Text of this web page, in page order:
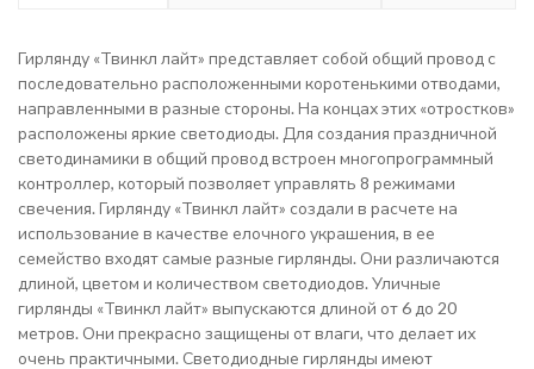
Гирлянду «Твинкл лайт» представляет собой общий провод с
последовательно расположенными коротенькими отводами,
направленными в разные стороны. На концах этих «отростков»
расположены яркие светодиоды. Для создания праздничной
светодинамики в общий провод встроен многопрограммный
контроллер, который позволяет управлять 8 режимами
свечения. Гирлянду «Твинкл лайт» создали в расчете на
использование в качестве елочного украшения, в ее
семейство входят самые разные гирлянды. Они различаются
длиной, цветом и количеством светодиодов. Уличные
гирлянды «Твинкл лайт» выпускаются длиной от 6 до 20
метров. Они прекрасно защищены от влаги, что делает их
очень практичными. Светодиодные гирлянды имеют